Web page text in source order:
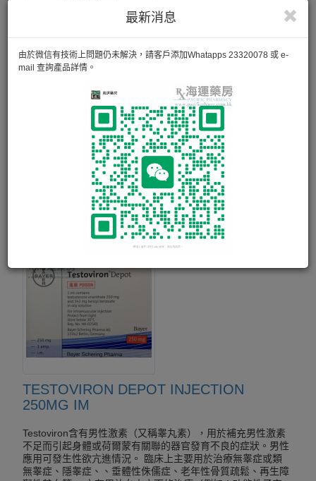
最新消息
由於微信有技術上問題仍未解決，請客戶添加Whatapps 23320078 或 e-
mail 查詢產品詳情。
VITAMIN B12 INJECTION 1000MCG/ML
(ROTEXMEDICA)
TESTOVIRON DEPOT INJECTION
250MG IM
Testoviron含有男性激素（又稱睾丸素），用於補充男性激素
不足而引起身體或荷爾蒙有關聯的器官發育不良的症狀。男性
應用可發生性欲亢進情況。 臨床上主要用於治療無睾症或類
無睾症、隱睾症、、垂體性侏儒症、老年性骨質疏鬆、再生障